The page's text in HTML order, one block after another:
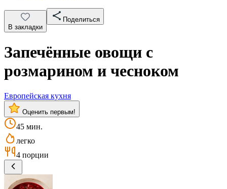
В закладки
Поделиться
Запечённые овощи с
розмарином и чесноком
Европейская кухня
Оценить первым!
45 мин.
легко
4 порции